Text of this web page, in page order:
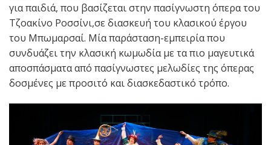
για παιδιά, που βασίζεται στην πασίγνωστη όπερα του
Τζοακίνο Ροσσίνι,σε διασκευή του κλασικού έργου
του Μπωμαρσαί. Μία παράσταση-εμπειρία που
συνδυάζει την κλασική κωμωδία με τα πιο μαγευτικά
αποσπάσματα από πασίγνωστες μελωδίες της όπερας
δοσμένες με προσιτό και διασκεδαστικό τρόπο.